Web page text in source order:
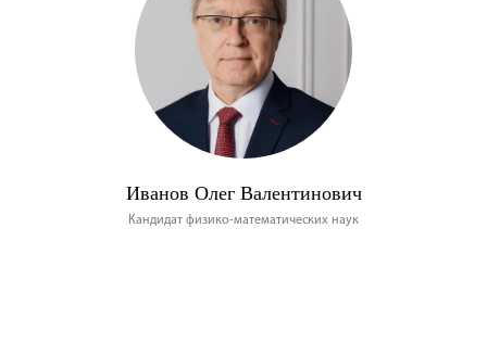
Иванов Олег Валентинович
Кандидат физико-математических наук